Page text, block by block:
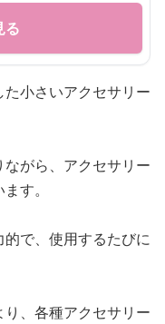
る
小さいアクセサリー
がら、アクセサリー
す。
で、使用するたびに
、各種アクセサリー